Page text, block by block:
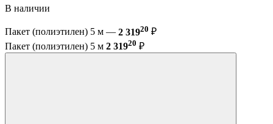
В наличии
Пакет (полиэтилен) 5 м — 2 31920 ₽
Пакет (полиэтилен) 5 м 2 31920 ₽